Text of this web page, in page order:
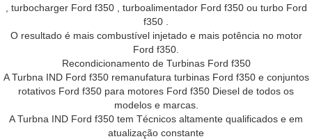
, turbocharger Ford f350 , turboalimentador Ford f350 ou turbo Ford
f350 .
O resultado é mais combustível injetado e mais potência no motor
Ford f350.
Recondicionamento de Turbinas Ford f350
A Turbna IND Ford f350 remanufatura turbinas Ford f350 e conjuntos
rotativos Ford f350 para motores Ford f350 Diesel de todos os
modelos e marcas.
A Turbna IND Ford f350 tem Técnicos altamente qualificados e em
atualização constante